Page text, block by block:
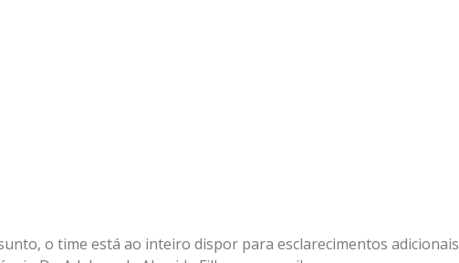
o time está ao inteiro dispor para esclarecimentos adicionais